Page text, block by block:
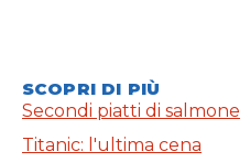
SCOPRI DI PIÙ
Secondi piatti di salmone
Titanic: l'ultima cena